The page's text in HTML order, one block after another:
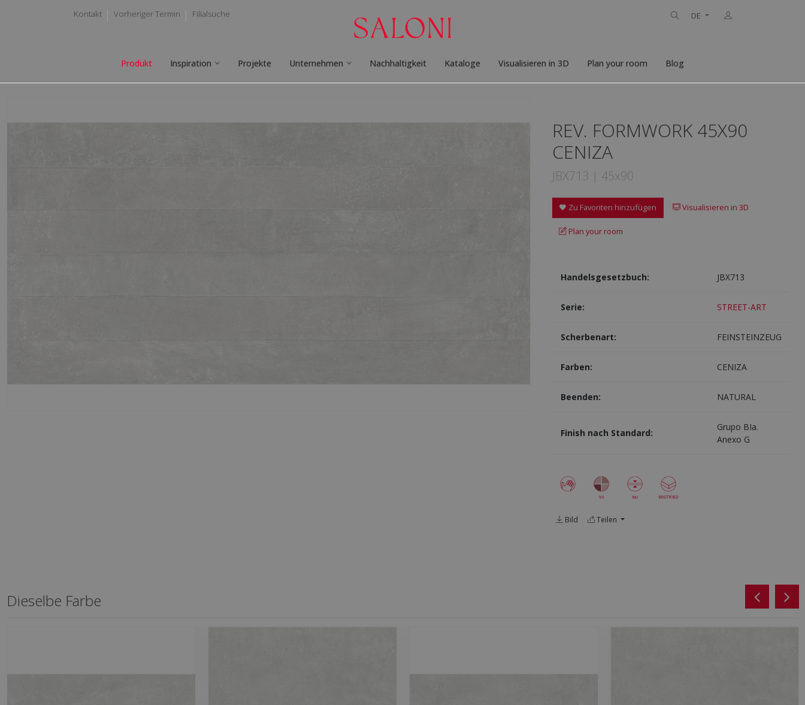
Kontakt Vorheriger Termin Filialsuche DE
Produkt Inspiration Projekte Unternehmen Nachhaltigkeit Kataloge Visualisieren in 3D Plan your room Blog
REV. FORMWORK 45X90
CENIZA
JBX713 | 45x90
Zu Favoriten hinzufügen Visualisieren in 3D
Plan your room
Handelsgesetzbuch: JBX713
Serie: STREET-ART
Scherbenart: FEINSTEINZEUG
Farben: CENIZA
Beenden: NATURAL
Finish nach Standard:
Grupo BIa.
Anexo G
Bild Teilen
Dieselbe Farbe